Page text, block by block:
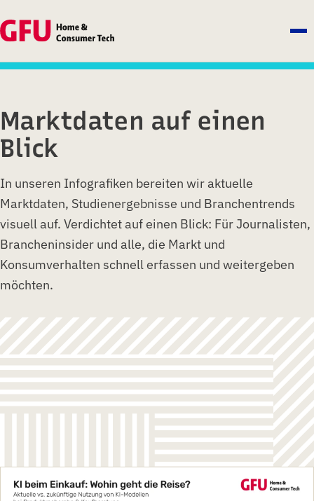
Marktdaten auf einen
Blick
In unseren Infografiken bereiten wir aktuelle
Marktdaten, Studienergebnisse und Branchentrends
visuell auf. Verdichtet auf einen Blick: Für Journalisten,
Brancheninsider und alle, die Markt und
Konsumverhalten schnell erfassen und weitergeben
möchten.